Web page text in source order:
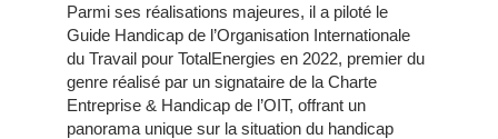
Parmi ses réalisations majeures, il a piloté le
Guide Handicap de l’Organisation Internationale
du Travail pour TotalEnergies en 2022, premier du
genre réalisé par un signataire de la Charte
Entreprise & Handicap de l’OIT, offrant un
panorama unique sur la situation du handicap